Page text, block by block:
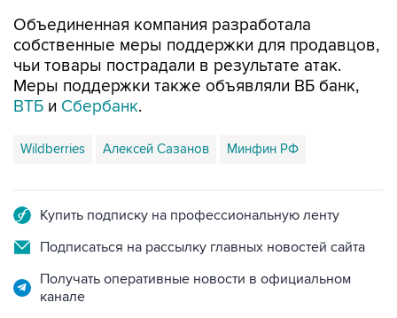
Объединенная компания разработала
собственные меры поддержки для продавцов,
чьи товары пострадали в результате атак.
Меры поддержки также объявляли ВБ банк,
ВТБ и Сбербанк.
Wildberries Алексей Сазанов Минфин РФ
Купить подписку на профессиональную ленту
Подписаться на рассылку главных новостей сайта
Получать оперативные новости в официальном
канале